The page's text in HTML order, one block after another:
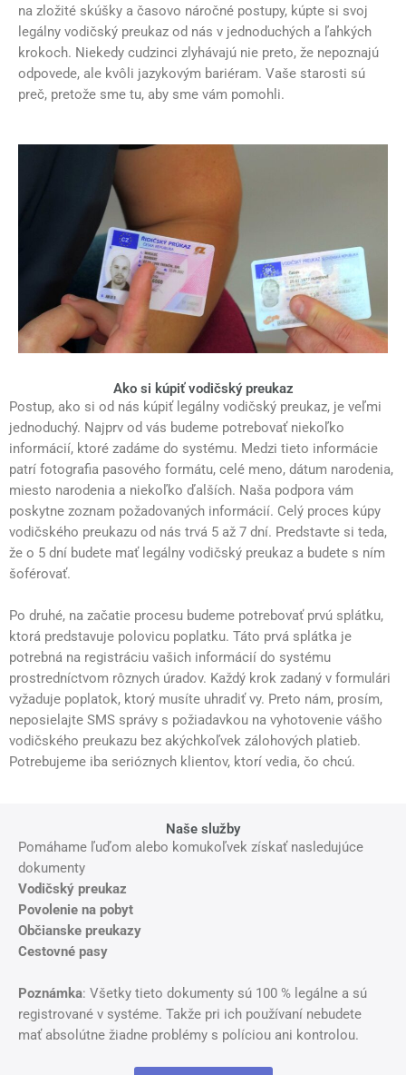
na zložité skúšky a časovo náročné postupy, kúpte si svoj
legálny vodičský preukaz od nás v jednoduchých a ľahkých
krokoch. Niekedy cudzinci zlyhávajú nie preto, že nepoznajú
odpovede, ale kvôli jazykovým bariéram. Vaše starosti sú
preč, pretože sme tu, aby sme vám pomohli.
Ako si kúpiť vodičský preukaz
Postup, ako si od nás kúpiť legálny vodičský preukaz, je veľmi
jednoduchý. Najprv od vás budeme potrebovať niekoľko
informácií, ktoré zadáme do systému. Medzi tieto informácie
patrí fotografia pasového formátu, celé meno, dátum narodenia,
miesto narodenia a niekoľko ďalších. Naša podpora vám
poskytne zoznam požadovaných informácií. Celý proces kúpy
vodičského preukazu od nás trvá 5 až 7 dní. Predstavte si teda,
že o 5 dní budete mať legálny vodičský preukaz a budete s ním
šoférovať.
Po druhé, na začatie procesu budeme potrebovať prvú splátku,
ktorá predstavuje polovicu poplatku. Táto prvá splátka je
potrebná na registráciu vašich informácií do systému
prostredníctvom rôznych úradov. Každý krok zadaný v formulári
vyžaduje poplatok, ktorý musíte uhradiť vy. Preto nám, prosím,
neposielajte SMS správy s požiadavkou na vyhotovenie vášho
vodičského preukazu bez akýchkoľvek zálohových platieb.
Potrebujeme iba serióznych klientov, ktorí vedia, čo chcú.
Naše služby
Pomáhame ľuďom alebo komukoľvek získať nasledujúce
dokumenty
Vodičský preukaz
Povolenie na pobyt
Občianske preukazy
Cestovné pasy
Poznámka: Všetky tieto dokumenty sú 100 % legálne a sú
registrované v systéme. Takže pri ich používaní nebudete
mať absolútne žiadne problémy s políciou ani kontrolou.